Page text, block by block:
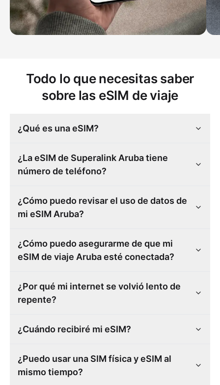
Todo lo que necesitas saber
sobre las eSIM de viaje
¿Qué es una eSIM?
¿La eSIM de Superalink Aruba tiene
número de teléfono?
¿Cómo puedo revisar el uso de datos de
mi eSIM Aruba?
¿Cómo puedo asegurarme de que mi
eSIM de viaje Aruba esté conectada?
¿Por qué mi internet se volvió lento de
repente?
¿Cuándo recibiré mi eSIM?
¿Puedo usar una SIM física y eSIM al
mismo tiempo?